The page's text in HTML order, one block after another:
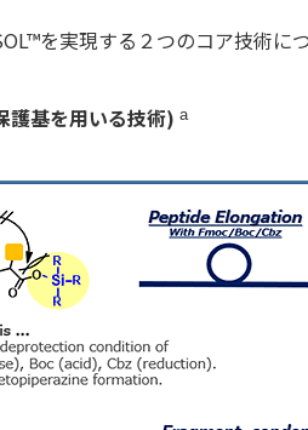
を実現する２つのコア技術に
護基を用いる技術) a